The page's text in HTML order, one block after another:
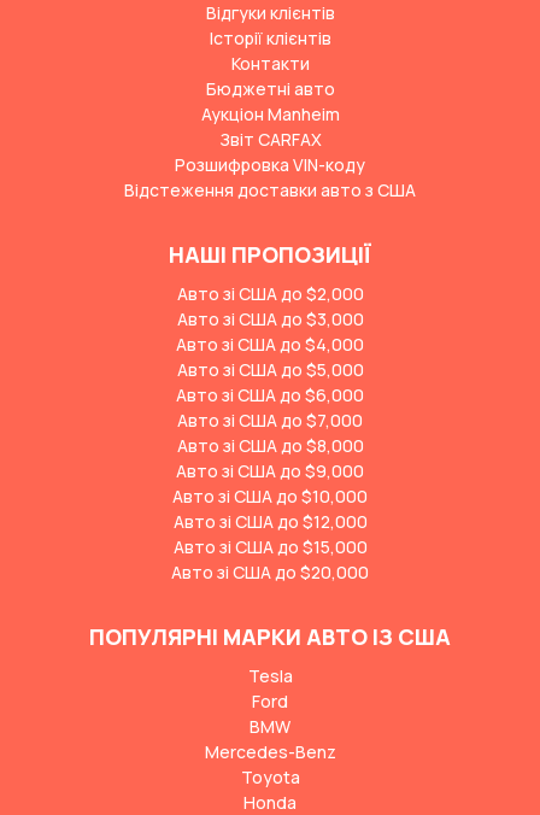
Відгуки клієнтів
Історії клієнтів
Контакти
Бюджетні авто
Аукціон Manheim
Звіт CARFAX
Розшифровка VIN-коду
Відстеження доставки авто з США
НАШІ ПРОПОЗИЦІЇ
Авто зі США до $2,000
Авто зі США до $3,000
Авто зі США до $4,000
Авто зі США до $5,000
Авто зі США до $6,000
Авто зі США до $7,000
Авто зі США до $8,000
Авто зі США до $9,000
Авто зі США до $10,000
Авто зі США до $12,000
Авто зі США до $15,000
Авто зі США до $20,000
ПОПУЛЯРНІ МАРКИ АВТО ІЗ США
Tesla
Ford
BMW
Mercedes-Benz
Toyota
Honda